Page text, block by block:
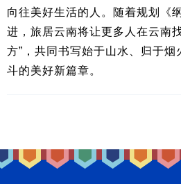
向往美好生活的人。随着规划《
进，旅居云南将让更多人在云南
方”，共同书写始于山水、归于烟
斗的美好新篇章。